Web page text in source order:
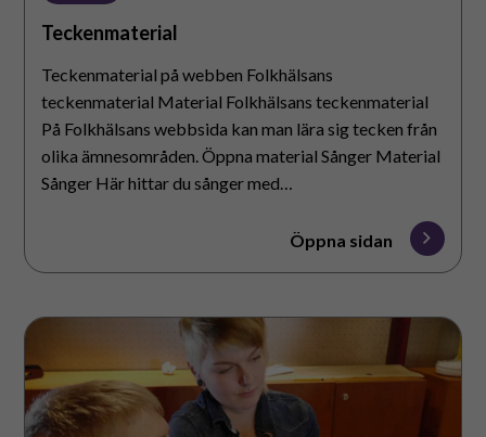
Teckenmaterial
Teckenmaterial på webben Folkhälsans
teckenmaterial Material Folkhälsans teckenmaterial
På Folkhälsans webbsida kan man lära sig tecken från
olika ämnesområden. Öppna material Sånger Material
Sånger Här hittar du sånger med…
Öppna sidan
Material